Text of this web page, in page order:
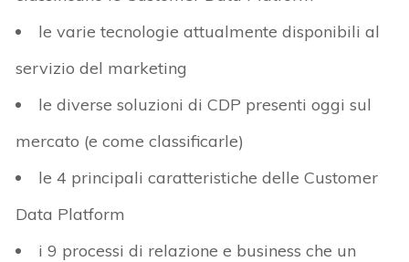
le varie tecnologie attualmente disponibili al
servizio del marketing
le diverse soluzioni di CDP presenti oggi sul
mercato (e come classificarle)
le 4 principali caratteristiche delle Customer
Data Platform
i 9 processi di relazione e business che un